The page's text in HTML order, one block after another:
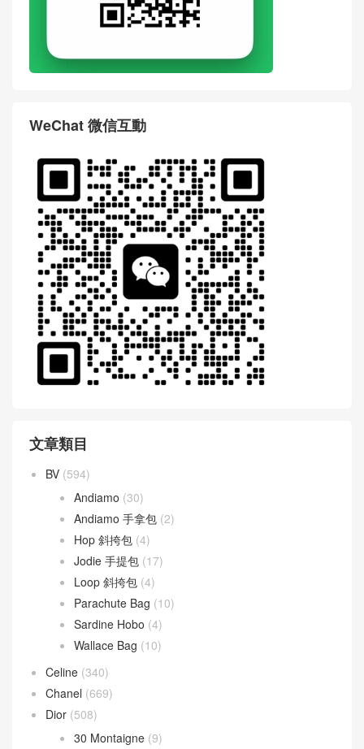
WeChat 微信互動
文章類目
BV (594)
Andiamo (30)
Andiamo 手拿包 (2)
Hop 斜挎包 (4)
Jodie 手提包 (17)
Loop 斜挎包 (4)
Parachute Bag (10)
Sardine Hobo (4)
Wallace Bag (10)
Celine (340)
Chanel (669)
Dior (508)
30 Montaigne (9)